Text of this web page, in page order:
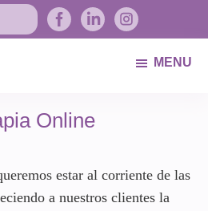
MENU
Online
estar al corriente de las
a nuestros clientes la